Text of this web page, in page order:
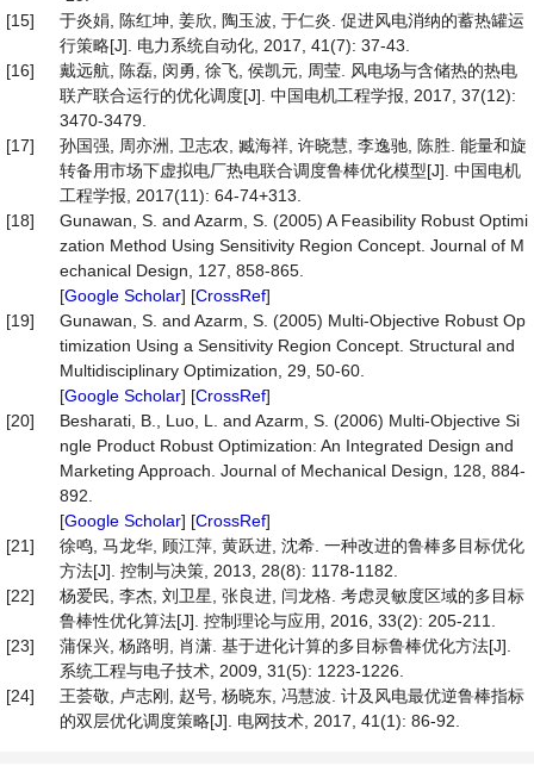
[15]
于炎娟, 陈红坤, 姜欣, 陶玉波, 于仁炎. 促进风电消纳的蓄热罐运
行策略[J]. 电力系统自动化, 2017, 41(7): 37-43.
[16]
戴远航, 陈磊, 闵勇, 徐飞, 侯凯元, 周莹. 风电场与含储热的热电
联产联合运行的优化调度[J]. 中国电机工程学报, 2017, 37(12):
3470-3479.
[17]
孙国强, 周亦洲, 卫志农, 臧海祥, 许晓慧, 李逸驰, 陈胜. 能量和旋
转备用市场下虚拟电厂热电联合调度鲁棒优化模型[J]. 中国电机
工程学报, 2017(11): 64-74+313.
[18]
Gunawan, S. and Azarm, S. (2005) A Feasibility Robust Optimi
zation Method Using Sensitivity Region Concept. Journal of M
echanical Design, 127, 858-865.
[Google Scholar] [CrossRef]
[19]
Gunawan, S. and Azarm, S. (2005) Multi-Objective Robust Op
timization Using a Sensitivity Region Concept. Structural and
Multidisciplinary Optimization, 29, 50-60.
[Google Scholar] [CrossRef]
[20]
Besharati, B., Luo, L. and Azarm, S. (2006) Multi-Objective Si
ngle Product Robust Optimization: An Integrated Design and
Marketing Approach. Journal of Mechanical Design, 128, 884-
892.
[Google Scholar] [CrossRef]
[21]
徐鸣, 马龙华, 顾江萍, 黄跃进, 沈希. 一种改进的鲁棒多目标优化
方法[J]. 控制与决策, 2013, 28(8): 1178-1182.
[22]
杨爱民, 李杰, 刘卫星, 张良进, 闫龙格. 考虑灵敏度区域的多目标
鲁棒性优化算法[J]. 控制理论与应用, 2016, 33(2): 205-211.
[23]
蒲保兴, 杨路明, 肖潇. 基于进化计算的多目标鲁棒优化方法[J].
系统工程与电子技术, 2009, 31(5): 1223-1226.
[24]
王荟敬, 卢志刚, 赵号, 杨晓东, 冯慧波. 计及风电最优逆鲁棒指标
的双层优化调度策略[J]. 电网技术, 2017, 41(1): 86-92.